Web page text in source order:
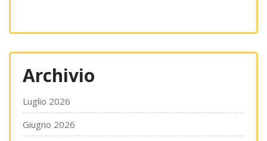
Archivio
Luglio 2026
Giugno 2026